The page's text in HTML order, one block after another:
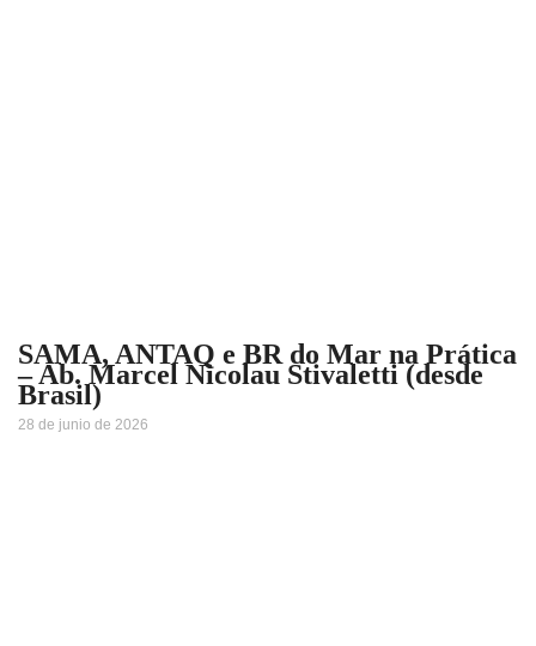
SAMA, ANTAQ e BR do Mar na Prática
– Ab. Marcel Nicolau Stivaletti (desde
Brasil)
28 de junio de 2026